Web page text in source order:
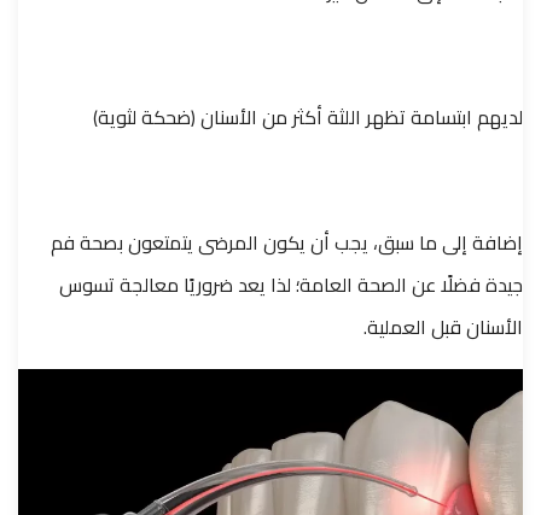
لديهم ابتسامة تظهر اللثة أكثر من الأسنان (ضحكة لثوية)
إضافة إلى ما سبق، يجب أن يكون المرضى يتمتعون بصحة فم
جيدة فضلًا عن الصحة العامة؛ لذا يعد ضروريًا معالجة تسوس
الأسنان قبل العملية.